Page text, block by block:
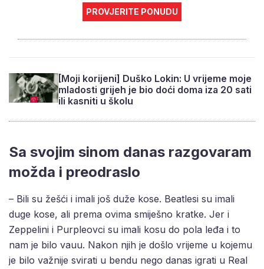
PROVJERITE PONUDU
[Moji korijeni] Duško Lokin: U vrijeme moje
mladosti grijeh je bio doći doma iza 20 sati
ili kasniti u školu
Sa svojim sinom danas razgovaram
možda i preodraslo
– Bili su žešći i imali još duže kose. Beatlesi su imali
duge kose, ali prema ovima smiješno kratke. Jer i
Zeppelini i Purpleovci su imali kosu do pola leđa i to
nam je bilo vauu. Nakon njih je došlo vrijeme u kojemu
je bilo važnije svirati u bendu nego danas igrati u Real